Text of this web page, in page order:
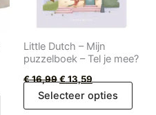
Little Dutch – Mijn
puzzelboek – Tel je mee?
€16,99€13,59
Selecteer opties